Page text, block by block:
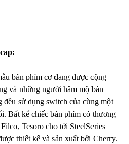
bàn phím cơ đang được cộng
và những người hâm mộ bàn
sử dụng switch của cùng một
Bất kể chiếc bàn phím có thương
Tesoro cho tới SteelSeries
thiết kế và sản xuất bởi Cherry.